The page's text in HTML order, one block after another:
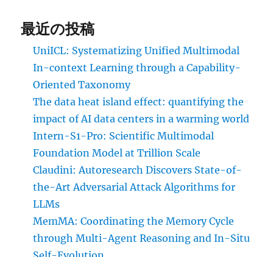
最近の投稿
UniICL: Systematizing Unified Multimodal
In-context Learning through a Capability-
Oriented Taxonomy
The data heat island effect: quantifying the
impact of AI data centers in a warming world
Intern-S1-Pro: Scientific Multimodal
Foundation Model at Trillion Scale
Claudini: Autoresearch Discovers State-of-
the-Art Adversarial Attack Algorithms for
LLMs
MemMA: Coordinating the Memory Cycle
through Multi-Agent Reasoning and In-Situ